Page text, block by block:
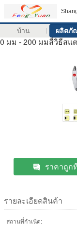
บ้าน ผลิตภั
0 มม - 200 มมสี่วิธีสแ
ราคาถูก
รายละเอียดสินค้า
สถานที่กำเนิด: